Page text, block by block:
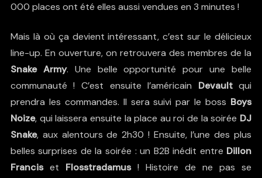
000 places ont été elles aussi vendues en 3 minutes !
Mais là où ça devient intéressant, c’est sur le délicieux
line-up. En ouverture, on retrouvera des membres de la
Snake Army. Une belle opportunité pour une belle
communauté ! C’est ensuite l’américain Devaultqui
prendra les commandes. Il sera suivi par le boss Boys
Noize, qui laissera ensuite la place au roi de la soirée DJ
Snake, aux alentours de 2h30 ! Ensuite, l’une des plus
belles surprises de la soirée : un B2B inédit entre Dillon
Franciset Flosstradamus! Histoire de ne pas se